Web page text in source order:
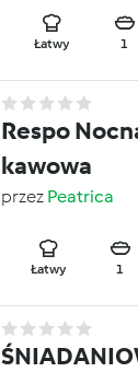
Łatwy 1
Respo
kawowa
przez Peatrica
Łatwy 1